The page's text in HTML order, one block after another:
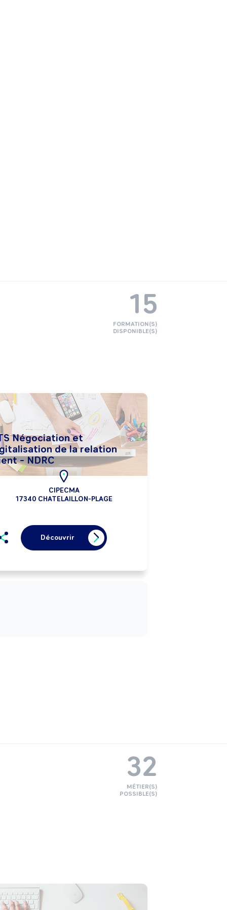
Négociation et
de la relation
- NDRC
CIPECMA
17340 CHATELAILLON-PLAGE
Découvrir
15
FORMATION(S)
DISPONIBLE(S)
32
MÉTIER(S)
POSSIBLE(S)